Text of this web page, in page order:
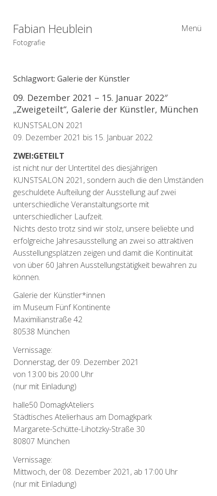
Fabian Heublein
Fotografie
Menü
Schlagwort: Galerie der Künstler
09. Dezember 2021 – 15. Januar 2022″
„Zweigeteilt“, Galerie der Künstler, München
KUNSTSALON 2021
09. Dezember 2021 bis 15. Janbuar 2022
ZWEI:GETEILT
ist nicht nur der Untertitel des diesjährigen
KUNSTSALON 2021, sondern auch die den Umständen
geschuldete Aufteilung der Ausstellung auf zwei
unterschiedliche Veranstaltungsorte mit
unterschiedlicher Laufzeit.
Nichts desto trotz sind wir stolz, unsere beliebte und
erfolgreiche Jahresausstellung an zwei so attraktiven
Ausstellungsplätzen zeigen und damit die Kontinuität
von über 60 Jahren Ausstellungstätigkeit bewahren zu
können.
Galerie der Künstler*innen
im Museum Fünf Kontinente
Maximilianstraße 42
80538 München
Vernissage:
Donnerstag, der 09. Dezember 2021
von 13:00 bis 20:00 Uhr
(nur mit Einladung)
halle50 DomagkAteliers
Städtisches Atelierhaus am Domagkpark
Margarete-Schütte-Lihotzky-Straße 30
80807 München
Vernissage:
Mittwoch, der 08. Dezember 2021, ab 17:00 Uhr
(nur mit Einladung)